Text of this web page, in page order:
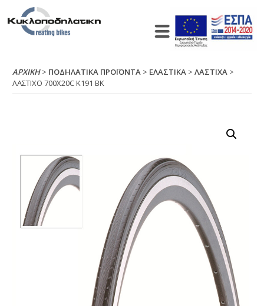
ΑΡΧΙΚΉ> ΠΟΔΗΛΑΤΙΚΑ ΠΡΟΪΟΝΤΑ > ΕΛΑΣΤΙΚΑ >ΛΑΣΤΙΧΑ >
ΛΑΣΤΙΧΟ 700Χ20C Κ191 ΒΚ